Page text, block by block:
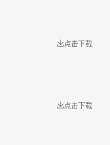
点击下载
点击下载